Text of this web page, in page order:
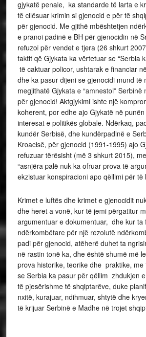
gjykatë penale, ka standarde të larta e
të cilësuar krimin si gjenocid e për të
për gjenocid. Me gjithë mbështetjen
e pranoi padinë e BH për gjenocidin në
refuzoi për vendet e tjera (26 shkurt
faktit që Gjykata ka vërtetuar se “Serbia
të caktuar policor, ushtarak e financiar
dhe ka pasur dijeni se gjenocidi mund të
megjithatë Gjykata e “amnestoi” Serbinë
për gjenocid! Aktgjykimi ishte një
koherent, por edhe ajo Gjykatë në
interesat e politikës globale. Ndërkaq,
kundër Serbisë, dhe kundërpadinë e
Kroacisë, për gjenocid (1991-1995) ajo
refuzuar tërësisht (më 3 shkurt 2015),
“asnjëra palë nuk ka ofruar prova të
ekzistuar konspiracioni apo qëllimi për të
Krimet e luftës dhe krimet e gjenocidit
dhe heret a vonë, kur të jemi përgatitur
argumentuar e dokumentuar, dhe kur ta
ndërkombëtare për një rezolutë
padi për gjenocid, atëherë duhet ta
në rastin tonë ka, dhe është shumë më
prova historike, teorike dhe praktike, me
se Serbia ka pasur për qëllim zhdukjen
të pjesërishme të shqiptarëve, duke
nxitë, kurajuar, ndihmuar, shtytë dhe
të krijuar Serbinë e Madhe në trojet